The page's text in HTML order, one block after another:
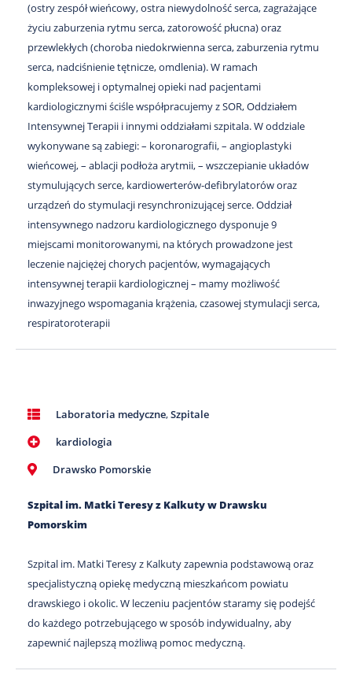
(ostry zespół wieńcowy, ostra niewydolność serca, zagrażające
życiu zaburzenia rytmu serca, zatorowość płucna) oraz
przewlekłych (choroba niedokrwienna serca, zaburzenia rytmu
serca, nadciśnienie tętnicze, omdlenia). W ramach
kompleksowej i optymalnej opieki nad pacjentami
kardiologicznymi ściśle współpracujemy z SOR, Oddziałem
Intensywnej Terapii i innymi oddziałami szpitala. W oddziale
wykonywane są zabiegi: – koronarografii, – angioplastyki
wieńcowej, – ablacji podłoża arytmii, – wszczepianie układów
stymulujących serce, kardiowerterów-defibrylatorów oraz
urządzeń do stymulacji resynchronizującej serce. Oddział
intensywnego nadzoru kardiologicznego dysponuje 9
miejscami monitorowanymi, na których prowadzone jest
leczenie najciężej chorych pacjentów, wymagających
intensywnej terapii kardiologicznej – mamy możliwość
inwazyjnego wspomagania krążenia, czasowej stymulacji serca,
respiratoroterapii
Laboratoria medyczne,Szpitale
kardiologia
Drawsko Pomorskie
Szpital im. Matki Teresy z Kalkuty w Drawsku
Pomorskim
Szpital im. Matki Teresy z Kalkuty zapewnia podstawową oraz
specjalistyczną opiekę medyczną mieszkańcom powiatu
drawskiego i okolic. W leczeniu pacjentów staramy się podejść
do każdego potrzebującego w sposób indywidualny, aby
zapewnić najlepszą możliwą pomoc medyczną.